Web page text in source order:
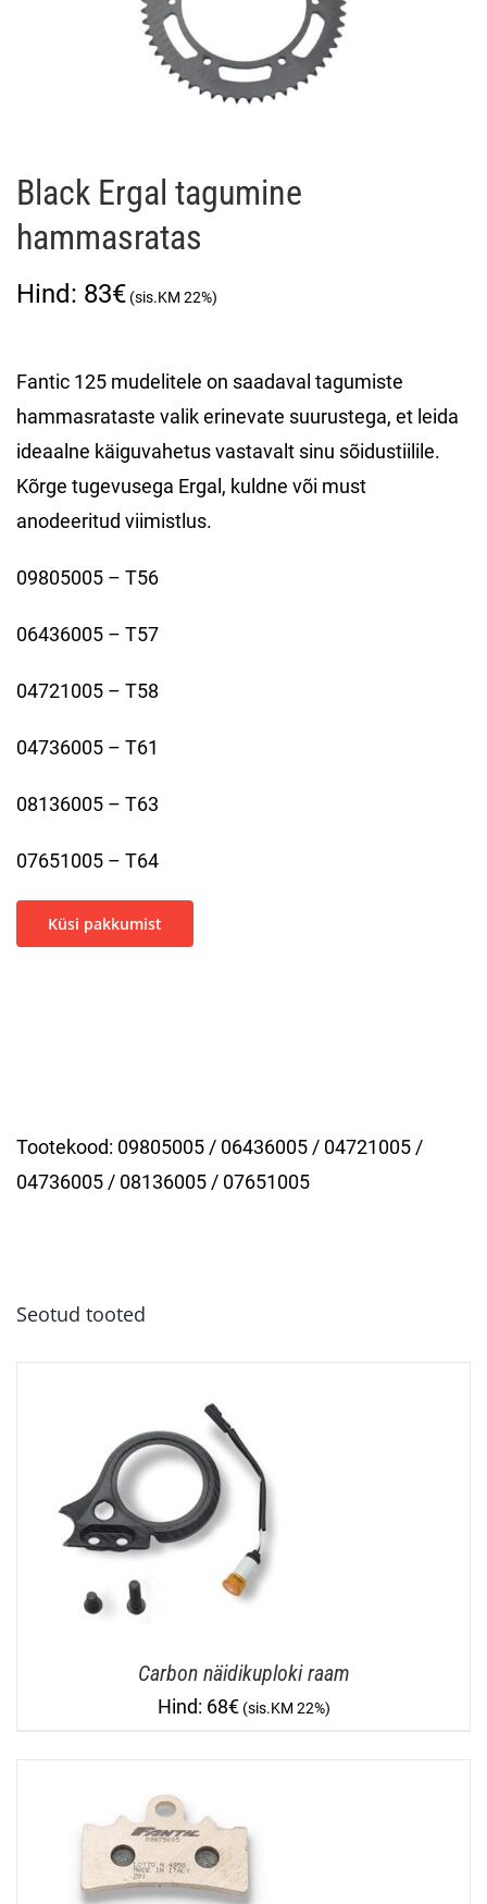
Black Ergal tagumine
hammasratas
83€
Fantic 125 mudelitele on saadaval tagumiste
hammasrataste valik erinevate suurustega, et leida
ideaalne käiguvahetus vastavalt sinu sõidustiilile.
Kõrge tugevusega Ergal, kuldne või must
anodeeritud viimistlus.
09805005 – T56
06436005 – T57
04721005 – T58
04736005 – T61
08136005 – T63
07651005 – T64
Küsi pakkumist
Tootekood: 09805005 / 06436005 / 04721005 /
04736005 / 08136005 / 07651005
Seotud tooted
Carbon näidikuploki raam
68€